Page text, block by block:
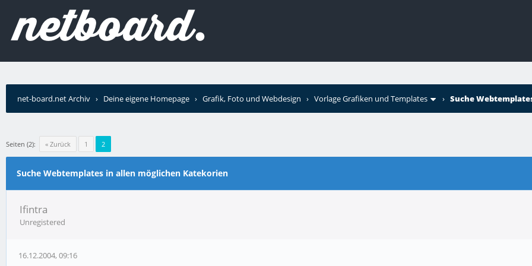
net-board.net Archiv › Deine eigene Homepage › Grafik, Foto und Webdesign › Vorlage Grafiken und Templates › Suche
Seiten (2): « Zurück 1 2
Suche Webtemplates in allen möglichen Katekorien
Ifintra
Unregistered
16.12.2004, 09:16